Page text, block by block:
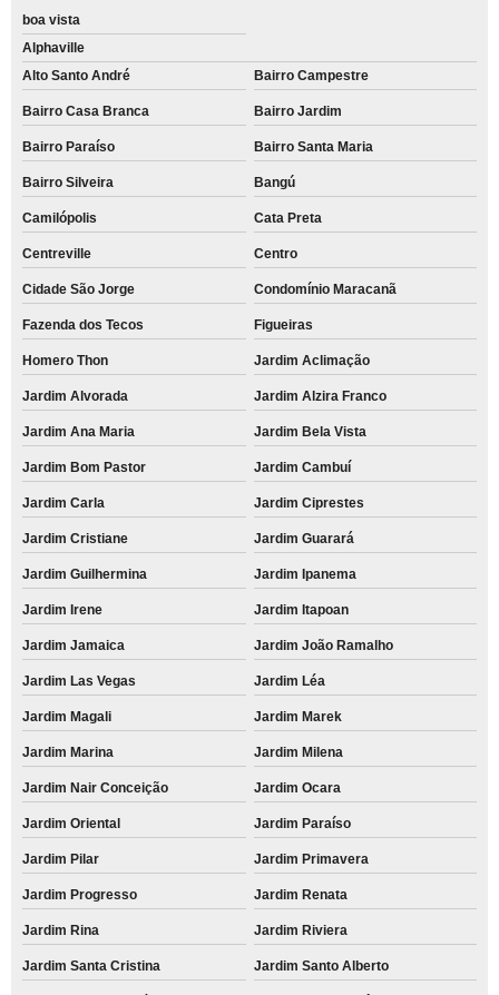
boa vista
Alphaville
Alto Santo André
Bairro Campestre
Bairro Casa Branca Bairro Jardim
Bairro Paraíso Bairro Santa Maria
Bairro Silveira Bangú
Camilópolis Cata Preta
Centreville Centro
Cidade São Jorge Condomínio Maracanã
Fazenda dos Tecos Figueiras
Homero Thon Jardim Aclimação
Jardim Alvorada Jardim Alzira Franco
Jardim Ana Maria Jardim Bela Vista
Jardim Bom Pastor Jardim Cambuí
Jardim Carla Jardim Ciprestes
Jardim Cristiane Jardim Guarará
Jardim Guilhermina Jardim Ipanema
Jardim Irene Jardim Itapoan
Jardim Jamaica Jardim João Ramalho
Jardim Las Vegas Jardim Léa
Jardim Magali Jardim Marek
Jardim Marina Jardim Milena
Jardim Nair Conceição Jardim Ocara
Jardim Oriental Jardim Paraíso
Jardim Pilar Jardim Primavera
Jardim Progresso Jardim Renata
Jardim Rina Jardim Riviera
Jardim Santa Cristina Jardim Santo Alberto